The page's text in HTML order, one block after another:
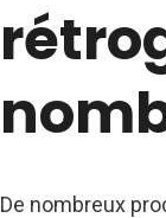
De nombreux